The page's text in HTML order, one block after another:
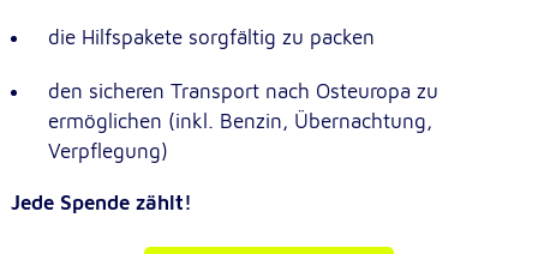
die Hilfspakete sorgfältig zu packen
den sicheren Transport nach Osteuropa zu
ermöglichen (inkl. Benzin, Übernachtung,
Verpflegung)
Jede Spende zählt!